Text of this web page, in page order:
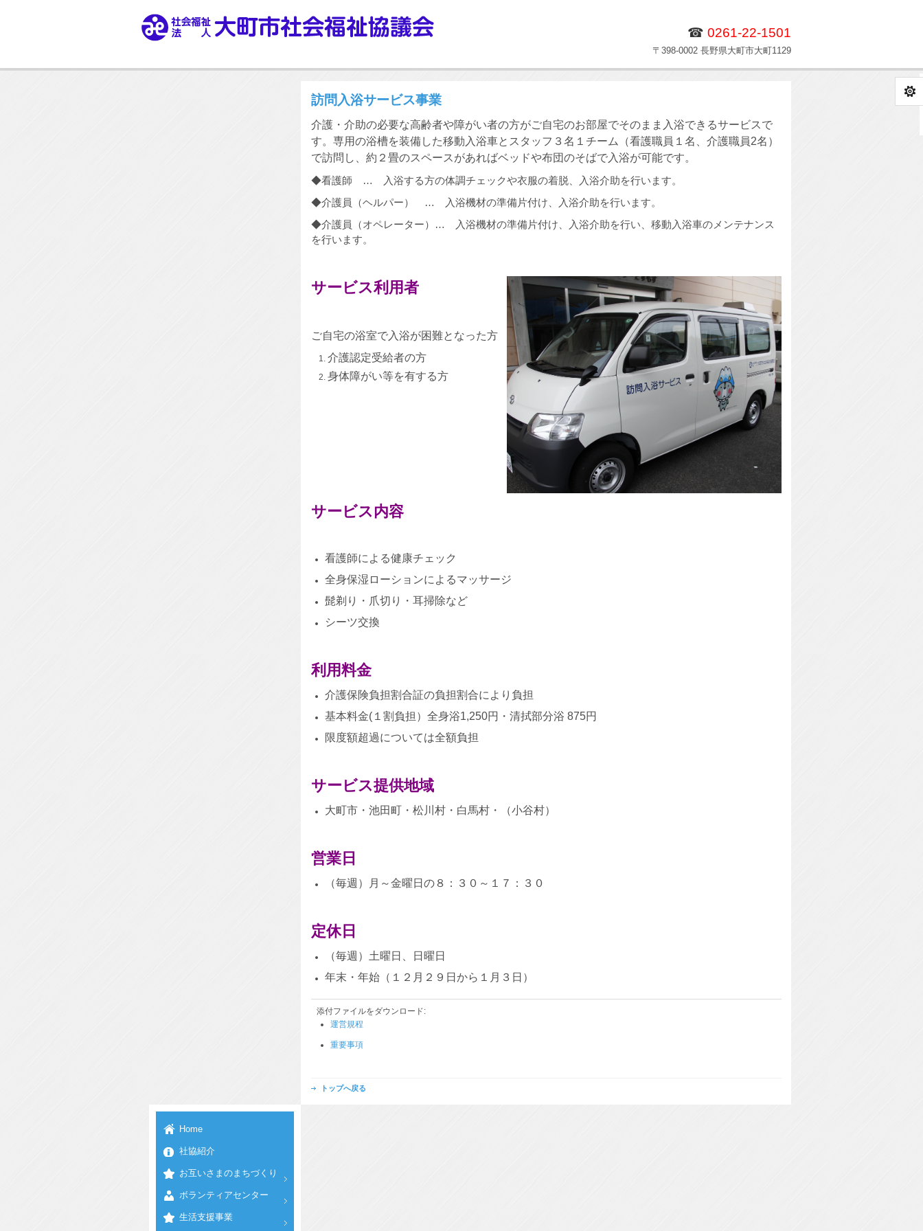
☎ 0261-22-1501
〒398-0002 長野県大町市大町1129
訪問入浴サービス事業
介護・介助の必要な高齢者や障がい者の方がご自宅のお部屋でそのまま入浴できるサービスで
す。専用の浴槽を装備した移動入浴車とスタッフ３名１チーム（看護職員１名、介護職員2名）
で訪問し、約２畳のスペースがあればベッドや布団のそばで入浴が可能です。
◆看護師 … 入浴する方の体調チェックや衣服の着脱、入浴介助を行います。
◆介護員（ヘルパー） … 入浴機材の準備片付け、入浴介助を行います。
◆介護員（オペレーター）… 入浴機材の準備片付け、入浴介助を行い、移動入浴車のメンテナンス
を行います。
サービス利用者
ご自宅の浴室で入浴が困難となった方
介護認定受給者の方
身体障がい等を有する方
サービス内容
看護師による健康チェック
全身保湿ローションによるマッサージ
髭剃り・爪切り・耳掃除など
シーツ交換
利用料金
介護保険負担割合証の負担割合により負担
基本料金(１割負担）全身浴1,250円・清拭部分浴 875円
限度額超過については全額負担
サービス提供地域
大町市・池田町・松川村・白馬村・（小谷村）
営業日
（毎週）月～金曜日の８：３０～１７：３０
定休日
（毎週）土曜日、日曜日
年末・年始（１２月２９日から１月３日）
添付ファイルをダウンロード:
運営規程
重要事項
トップへ戻る
Home
社協紹介
お互いさまのまちづくり
ボランティアセンター
生活支援事業